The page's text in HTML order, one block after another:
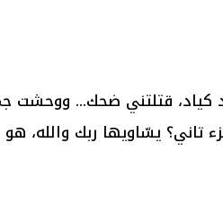
كياد، قتلتني ضحك... ووحشت
تاني؟ يسّاويها ربك والله، هو